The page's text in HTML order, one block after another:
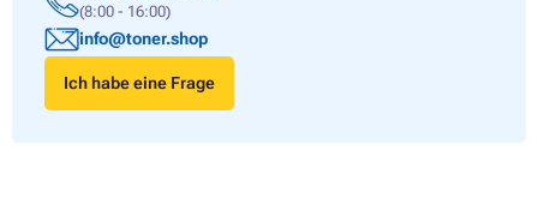
(8:00 - 16:00)
info@toner.shop
Ich habe eine Frage